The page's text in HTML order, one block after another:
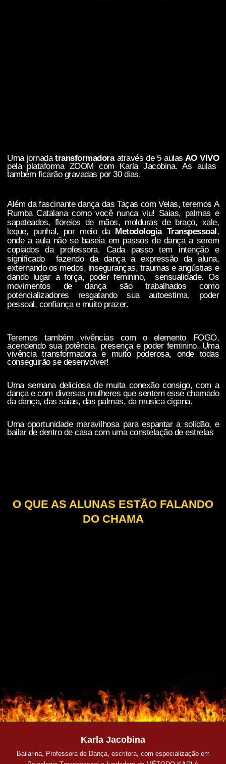
Uma jornada transformadoraatravés de 5 aulas AO VIVO
pela plataforma ZOOM com Karla Jacobina. As aulas
também ficarão gravadas por 30 dias.
Além da fascinante dança das Taças com Velas, teremos A
Rumba Catalana como você nunca viu! Saias, palmas e
sapateados, floreios de mãos, molduras de braço, xale,
leque, punhal, por meio da Metodologia Transpessoal,
onde a aula não se baseia em passos de dança a serem
copiados da professora. Cada passo tem intenção e
significado fazendo da dança a expressão da aluna,
externando os medos, inseguranças, traumas e angústias e
dando lugar a força, poder feminino, sensualidade. Os
movimentos de dança são trabalhados como
potencializadores resgatando sua autoestima, poder
pessoal, confiança e muito prazer.
Teremos também vivências com o elemento FOGO,
acendendo sua potência, presença e poder feminino. Uma
vivência transformadora e muito poderosa, onde todas
conseguirão se desenvolver!
Uma semana deliciosa de muita conexão consigo, com a
dança e com diversas mulheres que sentem esse chamado
da dança, das saias, das palmas, da musica cigana.
Uma oportunidade maravilhosa para espantar a solidão, e
bailar de dentro de casa com uma constelação de estrelas
O QUE AS ALUNAS ESTÃO FALANDO
DO CHAMA
Karla Jacobina
Bailarina, Professora de Dança, escritora, com especialização em